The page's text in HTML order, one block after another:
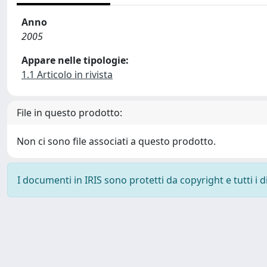
Anno
2005
Appare nelle tipologie:
1.1 Articolo in rivista
File in questo prodotto:
Non ci sono file associati a questo prodotto.
I documenti in IRIS sono protetti da copyright e tutti i